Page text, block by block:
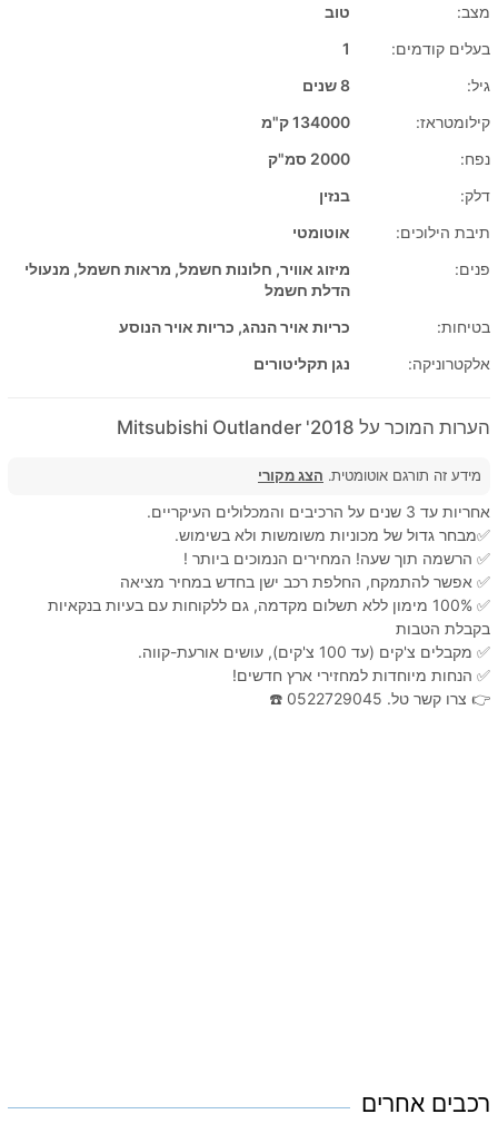
מצב:
טוב
בעלים קודמים:
1
גיל:
8 שנים
קילומטראז:
134000 ק"מ
נפח:
2000 סמ"ק
דלק:
בנזין
תיבת הילוכים:
אוטומטי
פנים:
מיזוג אוויר, חלונות חשמל, מראות חשמל, מנעולי
הדלת חשמל
בטיחות:
כריות אויר הנהג, כריות אויר הנוסע
אלקטרוניקה:
נגן תקליטורים
הערות המוכר על 2018' Mitsubishi Outlander
מידע זה תורגם אוטומטית. הצג מקורי
אחריות עד 3 שנים על הרכיבים והמכלולים העיקריים.
✅מבחר גדול של מכוניות משומשות ולא בשימוש.
✅ הרשמה תוך שעה! המחירים הנמוכים ביותר !
✅ אפשר להתמקח, החלפת רכב ישן בחדש במחיר מציאה
✅ 100% מימון ללא תשלום מקדמה, גם ללקוחות עם בעיות בנקאיות
בקבלת הטבות
✅ מקבלים צ'קים (עד 100 צ'קים), עושים אורעת-קווה.
✅ הנחות מיוחדות למחזירי ארץ חדשים!
👉 צרו קשר טל. 0522729045 ☎️
רכבים אחרים